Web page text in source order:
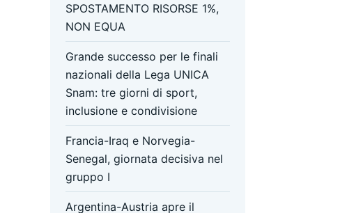
SPOSTAMENTO RISORSE 1%,
NON EQUA
Grande successo per le finali
nazionali della Lega UNICA
Snam: tre giorni di sport,
inclusione e condivisione
Francia-Iraq e Norvegia-
Senegal, giornata decisiva nel
gruppo I
Argentina-Austria apre il